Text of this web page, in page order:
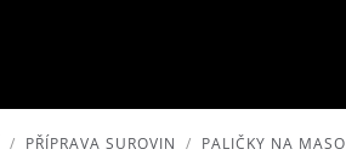
PŘÍPRAVA SUROVIN PALIČKY NA MASO